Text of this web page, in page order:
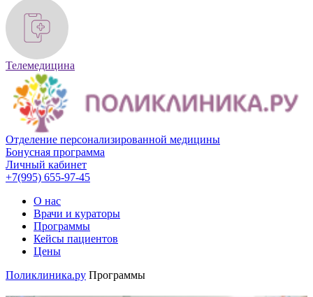
Телемедицина
Отделение персонали­зированной медицины
Бонусная программа
Личный кабинет
+7(995) 655-97-45
О нас
Врачи и кураторы
Программы
Кейсы пациентов
Цены
Поликлиника.ру Программы